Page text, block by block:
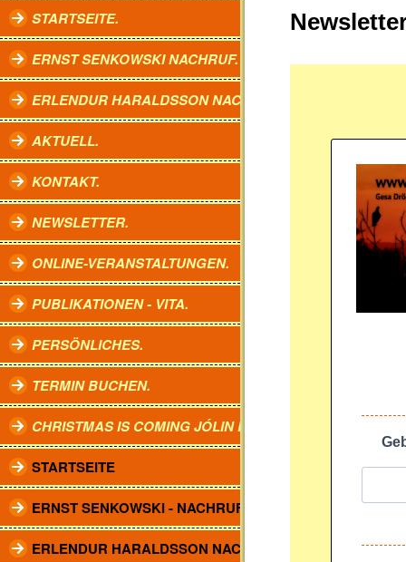
STARTSEITE.
ERNST SENKOWSKI NACHRUF.
ERLENDUR HARALDSSON NACHRUF.
AKTUELL.
KONTAKT.
NEWSLETTER.
ONLINE-VERANSTALTUNGEN.
PUBLIKATIONEN - VITA.
PERSÖNLICHES.
TERMIN BUCHEN.
CHRISTMAS IS COMING JÓLIN KOMA.
STARTSEITE
ERNST SENKOWSKI - NACHRUF
ERLENDUR HARALDSSON NACHRUF